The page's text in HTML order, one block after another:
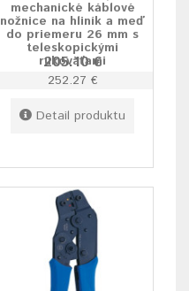
mechanické káblové
nožnice na hliník a meď
do priemeru 26 mm s
teleskopickými
rukoväťami
205.10 €
252.27 €
Detail produktu